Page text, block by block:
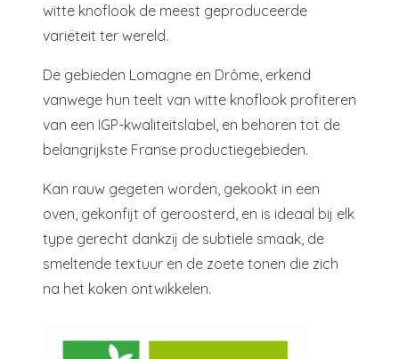
witte knoflook de meest geproduceerde
variëteit ter wereld.
De gebieden Lomagne en Drôme, erkend
vanwege hun teelt van witte knoflook profiteren
van een IGP-kwaliteitslabel, en behoren tot de
belangrijkste Franse productiegebieden.
Kan rauw gegeten worden, gekookt in een
oven, gekonfijt of geroosterd, en is ideaal bij elk
type gerecht dankzij de subtiele smaak, de
smeltende textuur en de zoete tonen die zich
na het koken ontwikkelen.